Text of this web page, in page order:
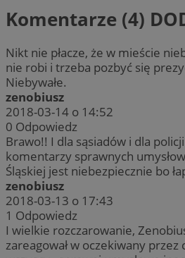
Komentarze (4)
Nikt nie płacze, że w mieście
nie robi i trzeba pozbyć się
Niebywałe.
zenobiusz
2018-03-14 o 14:52
0 Odpowiedz
Brawo!! I dla sąsiadów i dla
komentarzy sprawnych
Śląskiej jest niebezpiecznie bo
zenobiusz
2018-03-13 o 17:43
1 Odpowiedz
I wielkie rozczarowanie,
zareagował w oczekiwany